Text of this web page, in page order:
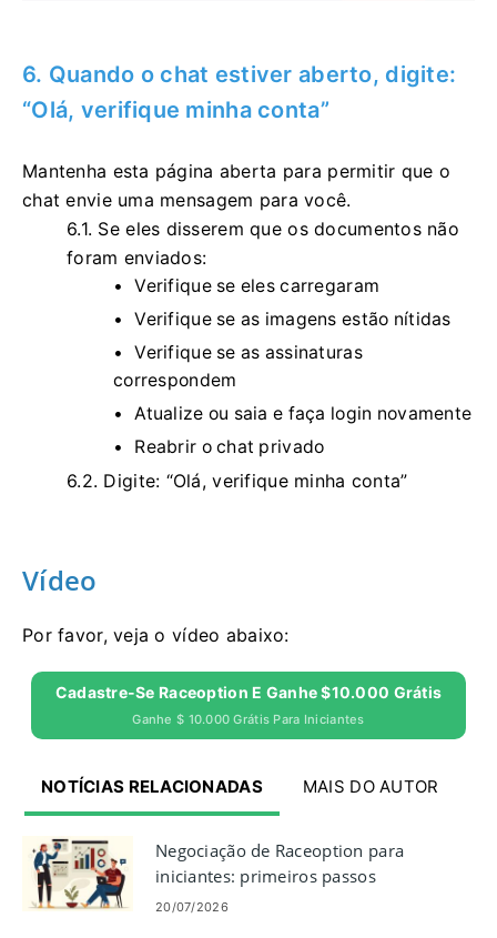
6. Quando o chat estiver aberto, digite:
“Olá, verifique minha conta”
Mantenha esta página aberta para permitir que o
chat envie uma mensagem para você.
6.1. Se eles disserem que os documentos não
foram enviados:
Verifique se eles carregaram
Verifique se as imagens estão nítidas
Verifique se as assinaturas
correspondem
Atualize ou saia e faça login novamente
Reabrir o chat privado
6.2. Digite: “Olá, verifique minha conta”
Vídeo
Por favor, veja o vídeo abaixo:
Cadastre-Se Raceoption E Ganhe $10.000 Grátis
Ganhe $ 10.000 Grátis Para Iniciantes
NOTÍCIAS RELACIONADAS MAIS DO AUTOR
Negociação de Raceoption para
iniciantes: primeiros passos
20/07/2026